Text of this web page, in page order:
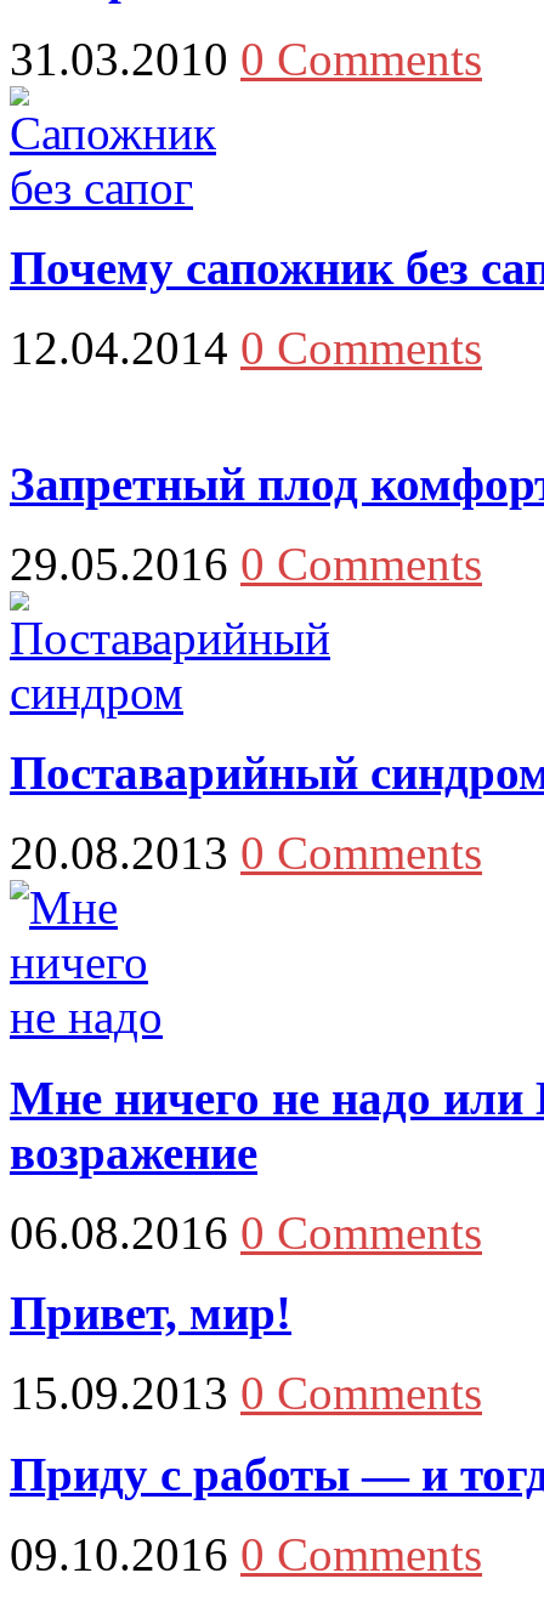
31.03.2010 0 Comments
Почему сапожник без
12.04.2014 0 Comments
Запретный плод
29.05.2016 0 Comments
Поставарийный
20.08.2013 0 Comments
Мне ничего не надо или
возражение
06.08.2016 0 Comments
Привет, мир!
15.09.2013 0 Comments
Приду с работы — и
09.10.2016 0 Comments